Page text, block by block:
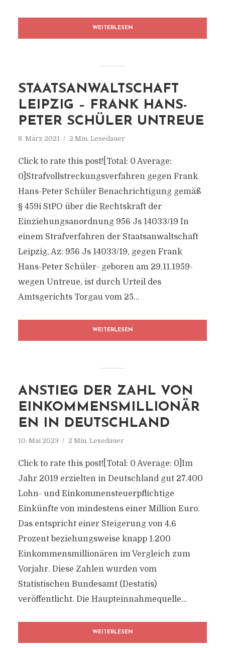
WEITERLESEN
STAATSANWALTSCHAFT
LEIPZIG – FRANK HANS-
PETER SCHÜLER UNTREUE
8. März 2021 2 Min. Lesedauer
Click to rate this post![Total: 0 Average:
0]Strafvollstreckungsverfahren gegen Frank
Hans-Peter Schüler Benachrichtigung gemäß
§ 459i StPO über die Rechtskraft der
Einziehungsanordnung 956 Js 14033/​19 In
einem Strafverfahren der Staatsanwaltschaft
Leipzig, Az: 956 Js 14033/​19, gegen Frank
Hans-Peter Schüler- geboren am 29.11.1959-
wegen Untreue, ist durch Urteil des
Amtsgerichts Torgau vom 25...
WEITERLESEN
ANSTIEG DER ZAHL VON
EINKOMMENSMILLIONÄR
EN IN DEUTSCHLAND
10. Mai 2023 2 Min. Lesedauer
Click to rate this post![Total: 0 Average: 0]Im
Jahr 2019 erzielten in Deutschland gut 27.400
Lohn- und Einkommensteuerpflichtige
Einkünfte von mindestens einer Million Euro.
Das entspricht einer Steigerung von 4,6
Prozent beziehungsweise knapp 1.200
Einkommensmillionären im Vergleich zum
Vorjahr. Diese Zahlen wurden vom
Statistischen Bundesamt (Destatis)
veröffentlicht. Die Haupteinnahmequelle...
WEITERLESEN